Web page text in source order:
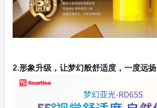
2.形象升级，让梦幻般舒适度，一度远扬